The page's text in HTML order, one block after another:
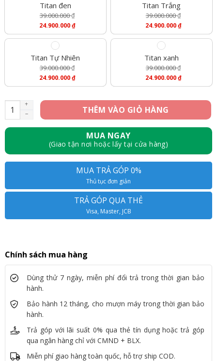
Titan đen
39.000.000₫
Gốc
Là:
24.900.000₫
Giá
Titan Trắng
39.000.000₫
Gốc
Là:
24.900.000₫
Giá
Titan Tự Nhiên
39.000.000₫
Gốc
39.000.000 ₫.
24.900.000₫
Giá
Tại
Là:
24.900.000 ₫.
Titan xanh
39.000.000₫
Gốc
39.000.000 ₫.
24.900.000₫
Giá
Tại
Là:
iPhone 15 Pro Max 512GB - Like New số lượng
THÊM VÀO GIỎ HÀNG
MUA NGAY
(Giao tận nơi hoặc lấy tại cửa hàng)
MUA TRẢ GÓP 0%
Thủ tục đơn giản
TRẢ GÓP QUA THẺ
Visa, Master, JCB
Chính sách mua hàng
Dùng thử 7 ngày, miễn phí đổi trả trong thời gian bảo
hành.
Bảo hành 12 tháng, cho mượn máy trong thời gian bảo
hành.
Trả góp với lãi suất 0% qua thẻ tín dụng hoặc trả góp
qua ngân hàng chỉ với CMND + BLX.
Miễn phí giao hàng toàn quốc, hỗ trợ ship COD.